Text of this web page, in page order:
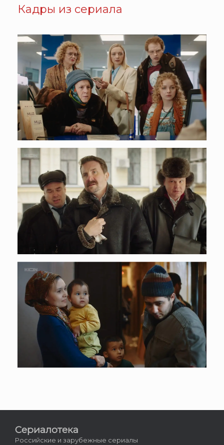
Кадры из сериала
Сериалотека
Российские и зарубежные сериалы